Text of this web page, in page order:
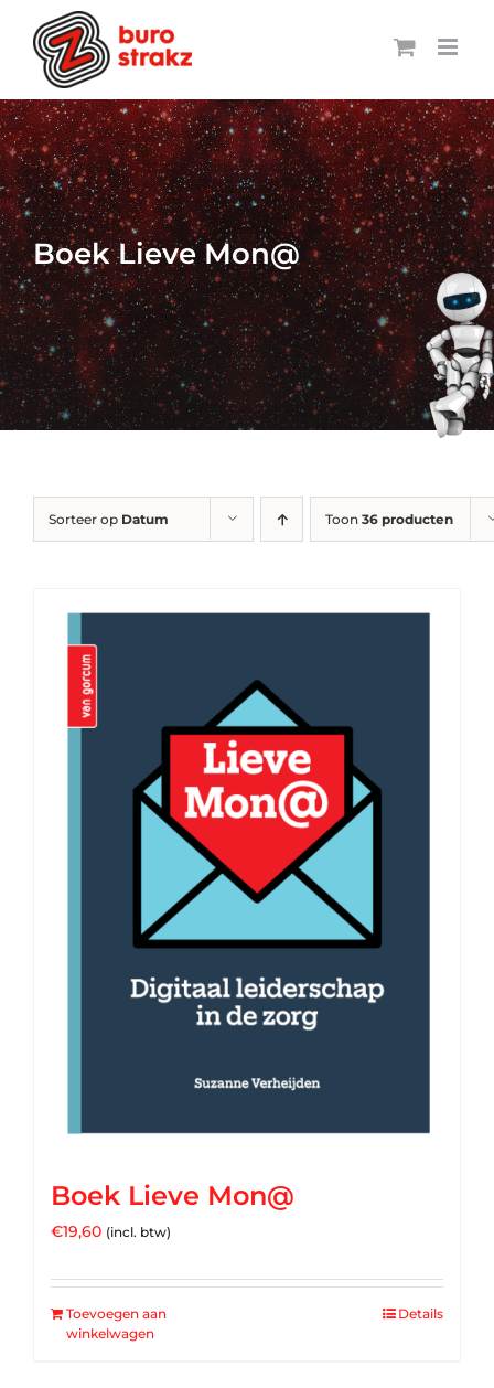
naar
inhoud
Boek Lieve Mon@
Sorteer op Datum Toon 36 producten
Boek Lieve Mon@
€19,60 (incl. btw)
Toevoegen aan
winkelwagen
Details